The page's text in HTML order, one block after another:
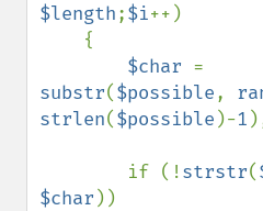
$length;$i++)
$char
substr($possible,
strlen($possible )-1
        if (!
strstr(
$char ))